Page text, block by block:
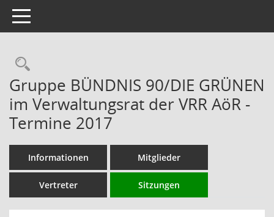
Toggle navigation
Rechercheauswahl
Gruppe BÜNDNIS 90/DIE GRÜNEN
im Verwaltungsrat der VRR AöR -
Termine 2017
Informationen Mitglieder
Vertreter Sitzungen